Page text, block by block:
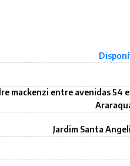
mackenzi entre avenidas 54
Jardim Santa